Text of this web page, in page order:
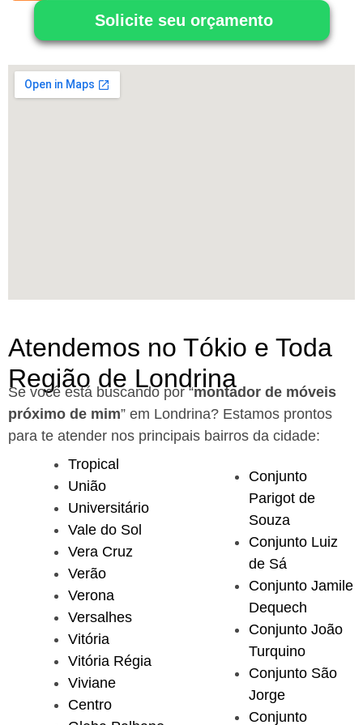
Solicite seu orçamento
Atendemos no Tókio e Toda
Região de Londrina
Se você está buscando por “montador de móveis
próximo de mim” em Londrina? Estamos prontos
para te atender nos principais bairros da cidade:
Tropical
União
Universitário
Vale do Sol
Vera Cruz
Verão
Verona
Versalhes
Vitória
Vitória Régia
Viviane
Centro
Conjunto
Parigot de
Souza
Conjunto Luiz
de Sá
Conjunto Jamile
Dequech
Conjunto João
Turquino
Conjunto São
Jorge
Conjunto